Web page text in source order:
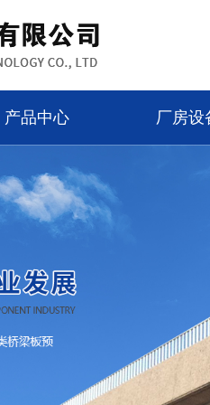
产品中心 厂房设